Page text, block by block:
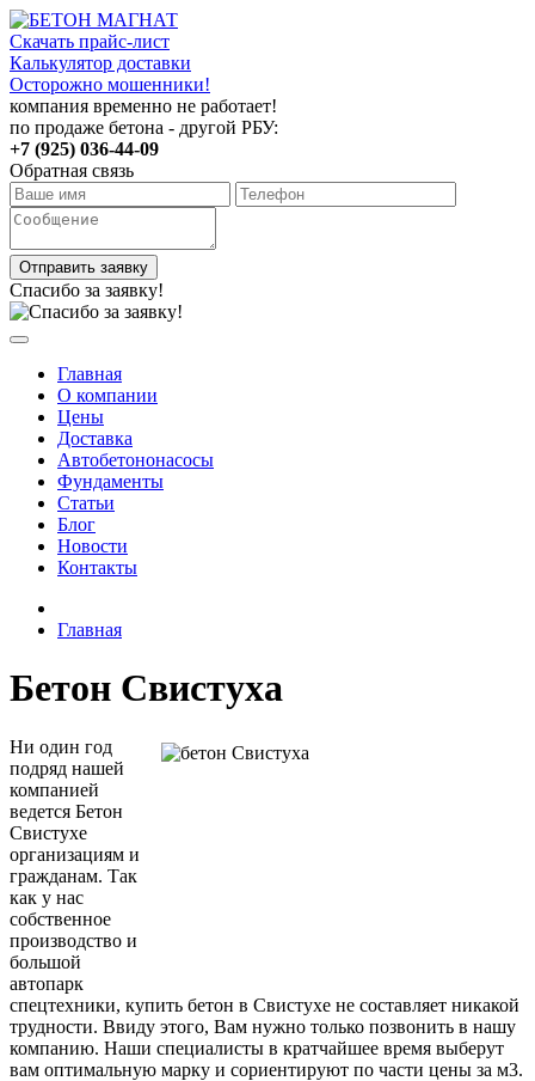
Скачать прайс-лист
Калькулятор доставки
Осторожно мошенники!
компания временно не работает!
по продаже бетона - другой РБУ:
+7 (925) 036-44-09
Обратная связь
Отправить заявку
Спасибо за заявку!
Главная
О компании
Цены
Доставка
Автобетононасосы
Фундаменты
Статьи
Блог
Новости
Контакты
Главная
Бетон Свистуха
Ни один год
подряд нашей
компанией
ведется Бетон
Свистухе
организациям и
гражданам. Так
как у нас
собственное
производство и
большой
автопарк
спецтехники, купить бетон в Свистухе не составляет никакой
трудности. Ввиду этого, Вам нужно только позвонить в нашу
компанию. Наши специалисты в кратчайшее время выберут
вам оптимальную марку и сориентируют по части цены за м3.